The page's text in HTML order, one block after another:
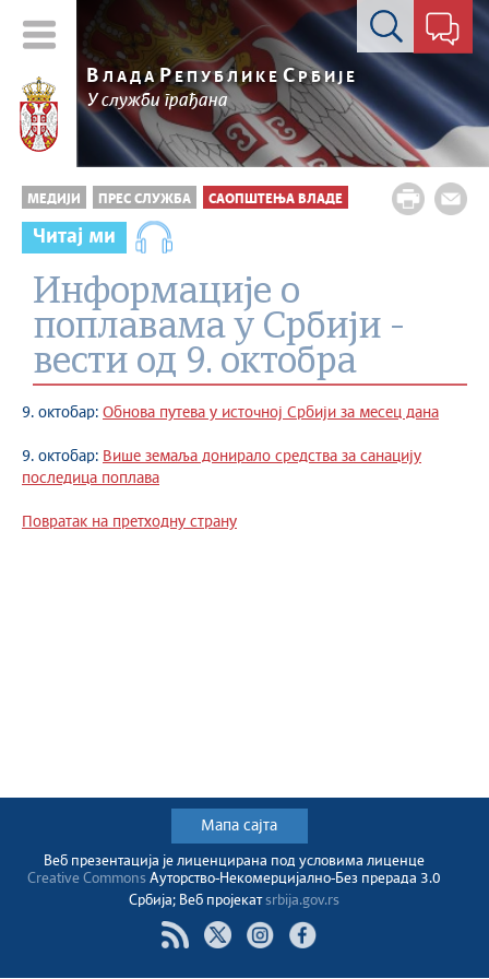
Контакт форма
В ЛАДА РЕПУБЛИКЕ СРБИЈЕ
У служби грађана
МЕДИЈИ ПРЕС СЛУЖБА САОПШТЕЊА ВЛАДЕ
Читај ми
Информације о
поплавама у Србији -
вести од 9. октобра
9. октобар: Обнова путева у источној Србији за месец дана
9. октобар: Више земаља донирало средства за санацију
последица поплава
Повратак на претходну страну
Мапа сајта
Веб презентација jе лиценциранa под условима лиценце
Creative CommonsАуторство-Некомерцијално-Без прерада 3.0
Србија; Веб пројекатsrbija.gov.rs